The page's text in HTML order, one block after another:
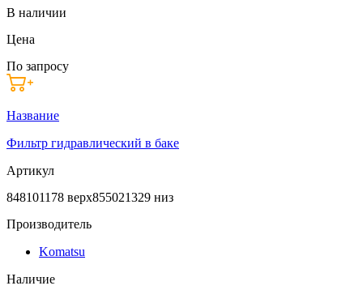
В наличии
Цена
По запросу
Название
Фильтр гидравлический в баке
Артикул
848101178 верх855021329 низ
Производитель
Komatsu
Наличие